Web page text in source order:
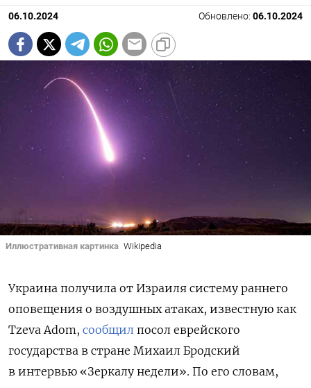
06.10.2024 Обновлено: 06.10.2024
Иллюстративная картинка Wikipedia
Украина получила от Израиля систему раннего
оповещения о воздушных атаках, известную как
Tzeva Adom, сообщил посол еврейского
государства в стране Михаил Бродский
в интервью «Зеркалу недели». По его словам,